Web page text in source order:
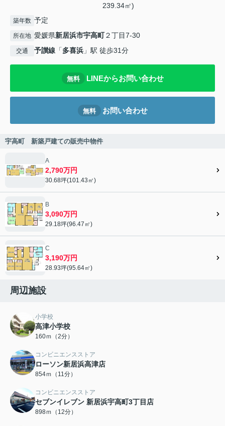
239.34㎡)
築年数 予定
所在地 愛媛県新居浜市宇高町２丁目7-30
交通 予讃線 「多喜浜 」駅 徒歩31分
無料 LINEからお問い合わせ
無料 お問い合わせ
宇高町 新築戸建ての販売中物件
A
2,790万円
30.68坪(101.43㎡)
B
3,090万円
29.18坪(96.47㎡)
C
3,190万円
28.93坪(95.64㎡)
周辺施設
小学校
高津小学校
160ｍ（2分）
コンビニエンスストア
ローソン新居浜高津店
854ｍ（11分）
コンビニエンスストア
セブンイレブン 新居浜宇高町3丁目店
898ｍ（12分）